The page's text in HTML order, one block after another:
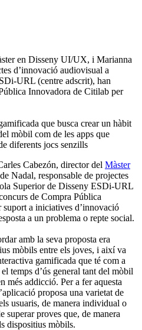
en Disseny UI/UX, i Marianna
d’innovació audiovisual a
URL (centre adscrit), han
Innovadora de Citilab per
que busca crear un hàbit
mòbil com de les apps que
diferents jocs senzills
Cabezón, director del Màster
Nadal, responsable de projectes
Superior de Disseny ESDi-URL
de Compra Pública
a iniciatives d’innovació
a un problema o repte social.
amb la seva proposta era
mòbils entre els joves, i així va
gamificada que té com a
temps d’ús general tant del mòbil
més addicció. Per a fer aquesta
proposa una varietat de
usuaris, de manera individual o
superar proves que, de manera
dispositius mòbils.